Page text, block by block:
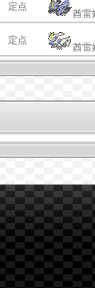
定点
酋雷
定点
酋雷